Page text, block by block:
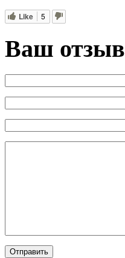
Like 5
Ваш отзыв